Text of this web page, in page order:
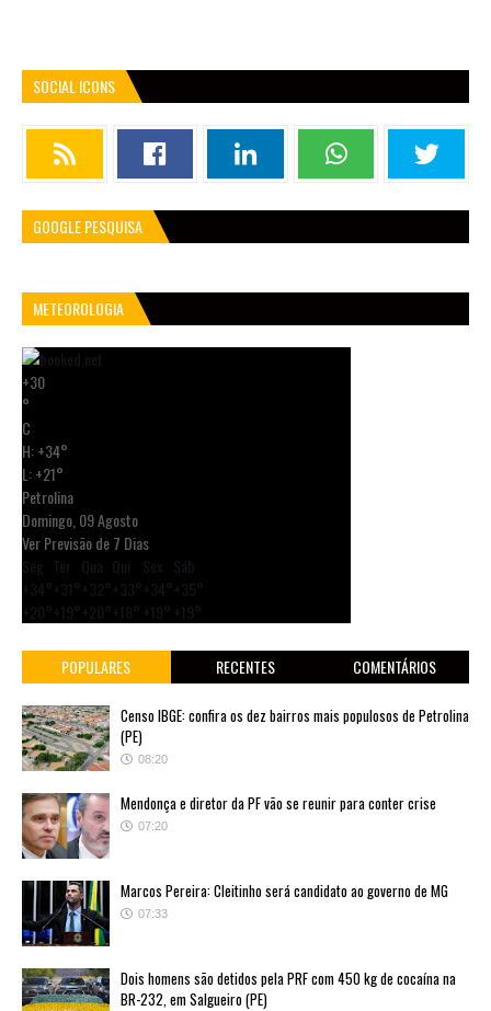
SOCIAL ICONS
GOOGLE PESQUISA
METEOROLOGIA
+30
°
C
H:+34°
L:+21°
Petrolina
Domingo, 09 Agosto
Ver Previsão de 7 Dias
POPULARES RECENTES COMENTÁRIOS
Censo IBGE: confira os dez bairros mais populosos de Petrolina
(PE)
08:20
Mendonça e diretor da PF vão se reunir para conter crise
07:20
Marcos Pereira: Cleitinho será candidato ao governo de MG
07:33
Dois homens são detidos pela PRF com 450 kg de cocaína na
BR-232, em Salgueiro (PE)